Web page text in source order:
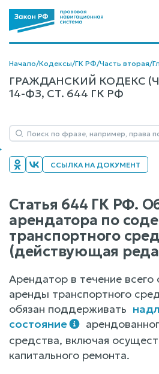
Начало/Кодексы/ГК РФ/Часть вторая/
ГРАЖДАНСКИЙ КОДЕКС
14-ФЗ, СТ. 644 ГК РФ
ССЫЛКА НА ДОКУМЕНТ
Статья 644 ГК РФ.
арендатора по
транспортного
(действующая
Арендатор в течение всего
аренды транспортного
обязан поддерживать
состояние
средства, включая
капитального ремонта.